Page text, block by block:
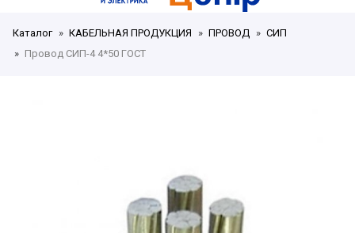
Каталог КАБЕЛЬНАЯ ПРОДУКЦИЯ ПРОВОД
СИП
Провод СИП-4 4*50 ГОСТ